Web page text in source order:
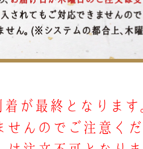
が最終となります
んのでご注意くだ